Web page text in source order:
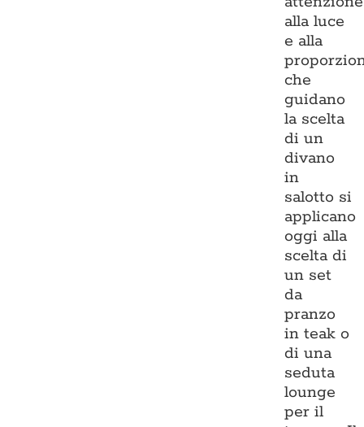
alla luce
e alla
che
guidano
la scelta
di un
divano
in
salotto si
applicano
oggi alla
scelta di
un set
da
pranzo
in teak o
di una
seduta
lounge
per il